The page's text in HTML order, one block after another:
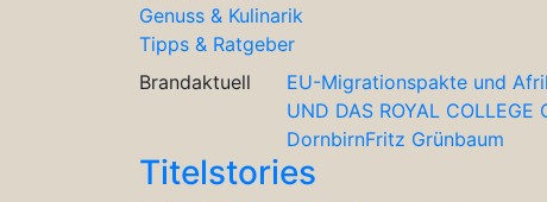
Genuss & Kulinarik
Tipps & Ratgeber
Brandaktuell
EU-Migrationspakte und
UND DAS ROYAL COLLEGE
DornbirnFritz Grünbaum
Titelstories